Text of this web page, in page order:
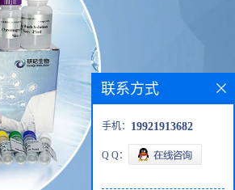
联系方式
手机： 19921913682
Q Q：